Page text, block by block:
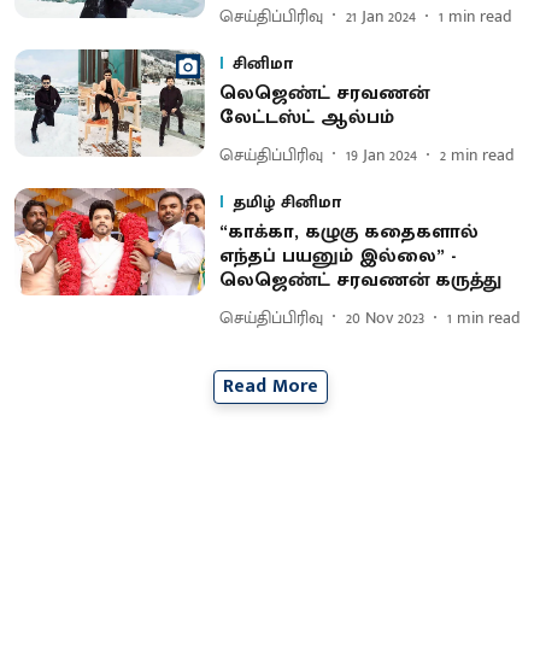
செய்திப்பிரிவு 21 Jan 2024 1 min read
சினிமா
லெஜெண்ட் சரவணன்
லேட்டஸ்ட் ஆல்பம்
செய்திப்பிரிவு 19 Jan 2024 2 min read
தமிழ் சினிமா
“காக்கா, கழுகு கதைகளால்
எந்தப் பயனும் இல்லை” -
லெஜெண்ட் சரவணன் கருத்து
செய்திப்பிரிவு 20 Nov 2023 1 min read
Read More